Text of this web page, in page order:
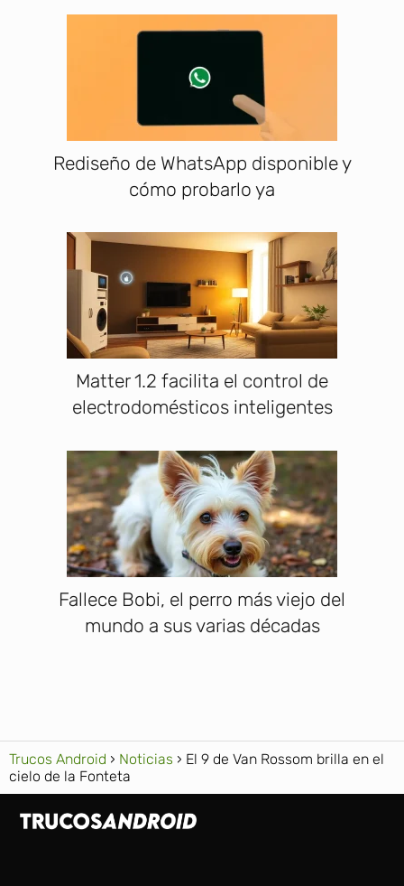
Rediseño de WhatsApp disponible y
cómo probarlo ya
Matter 1.2 facilita el control de
electrodomésticos inteligentes
Fallece Bobi, el perro más viejo del
mundo a sus varias décadas
Trucos Android Noticias
El 9 de Van Rossom brilla en el
cielo de la Fonteta